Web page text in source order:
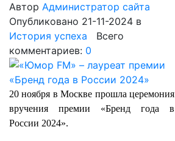
Автор Администратор сайта
Опубликовано 21-11-2024 в
История успеха Всего
комментариев: 0
20 ноября в Москве прошла церемония
вручения премии «Бренд года в
России 2024».